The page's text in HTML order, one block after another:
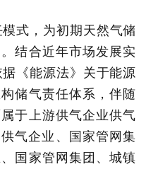
式，为初期天然气储
结合近年市场发展实
《能源法》关于能源
储气责任体系，伴随
于上游供气企业供气
气企业、国家管网集
国家管网集团、城镇